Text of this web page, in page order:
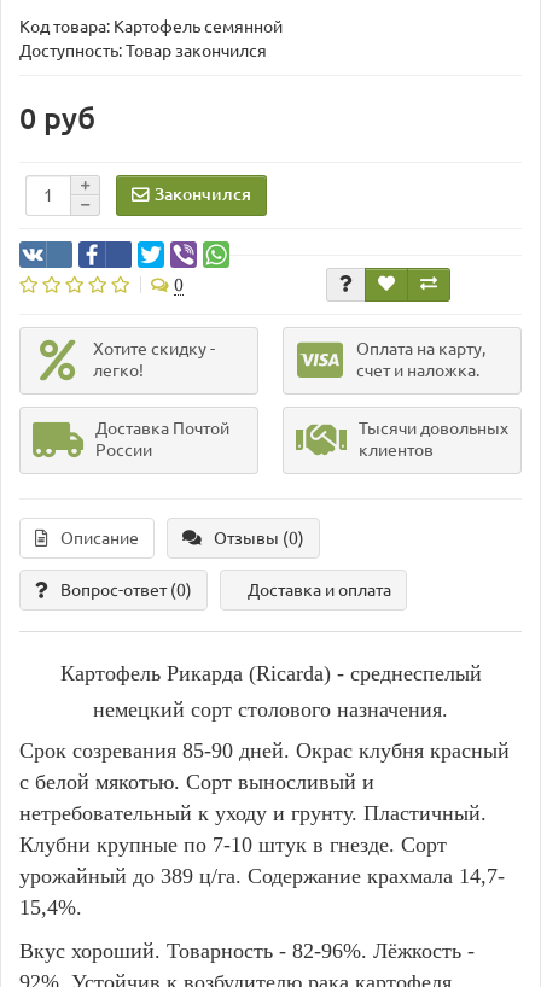
Код товара: Картофель семянной
Доступность: Товар закончился
0 руб
Закончился
0
Хотите скидку -
легко!
Оплата на карту,
счет и наложка.
Доставка Почтой
России
Тысячи довольных
клиентов
Описание Отзывы (0)
Вопрос-ответ(0) Доставка и оплата
Картофель Рикарда (Ricarda) - среднеспелый
немецкий сорт столового назначения.
Срок созревания 85-90 дней. Окрас клубня красный
с белой мякотью. Сорт выносливый и
нетребовательный к уходу и грунту. Пластичный.
Клубни крупные по 7-10 штук в гнезде. Сорт
урожайный до 389 ц/га. Содержание крахмала 14,7-
15,4%.
Вкус хороший. Товарность - 82-96%. Лёжкость -
92%. Устойчив к возбудителю рака картофеля,